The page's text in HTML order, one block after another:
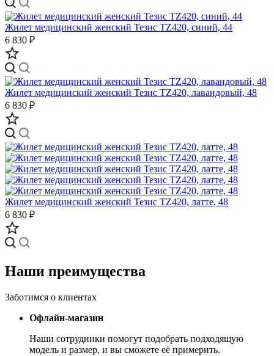
Жилет медицинский женский Тезис TZ420, синий, 44
6 830 ₽
Жилет медицинский женский Тезис TZ420, лавандовый, 48
6 830 ₽
Жилет медицинский женский Тезис TZ420, латте, 48
6 830 ₽
Наши преимущества
Заботимся о клиентах
Офлайн-магазин
Наши сотрудники помогут подобрать подходящую
модель и размер, и вы сможете её примерить.